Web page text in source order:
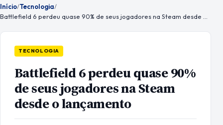
Início/Tecnologia/
TECNOLOGIA
Battlefield 6 perdeu quase 90%
de seus jogadores na Steam
desde o lançamento